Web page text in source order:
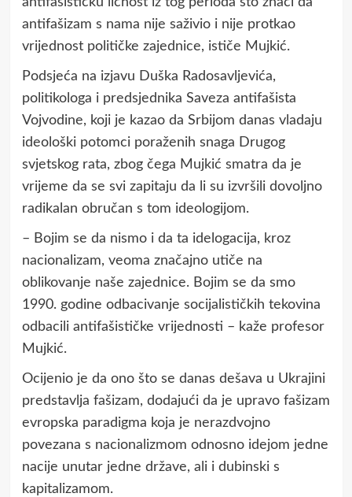
antifašizam s nama nije saživio i nije protkao
vrijednost političke zajednice, ističe Mujkić.
Podsjeća na izjavu Duška Radosavljevića,
politikologa i predsjednika Saveza antifašista
Vojvodine, koji je kazao da Srbijom danas vladaju
ideološki potomci poraženih snaga Drugog
svjetskog rata, zbog čega Mujkić smatra da je
vrijeme da se svi zapitaju da li su izvršili dovoljno
radikalan obručan s tom ideologijom.
– Bojim se da nismo i da ta idelogacija, kroz
nacionalizam, veoma značajno utiče na
oblikovanje naše zajednice. Bojim se da smo
1990. godine odbacivanje socijalističkih tekovina
odbacili antifašističke vrijednosti – kaže profesor
Mujkić.
Ocijenio je da ono što se danas dešava u Ukrajini
predstavlja fašizam, dodajući da je upravo fašizam
evropska paradigma koja je nerazdvojno
povezana s nacionalizmom odnosno idejom jedne
nacije unutar jedne države, ali i dubinski s
kapitalizamom.